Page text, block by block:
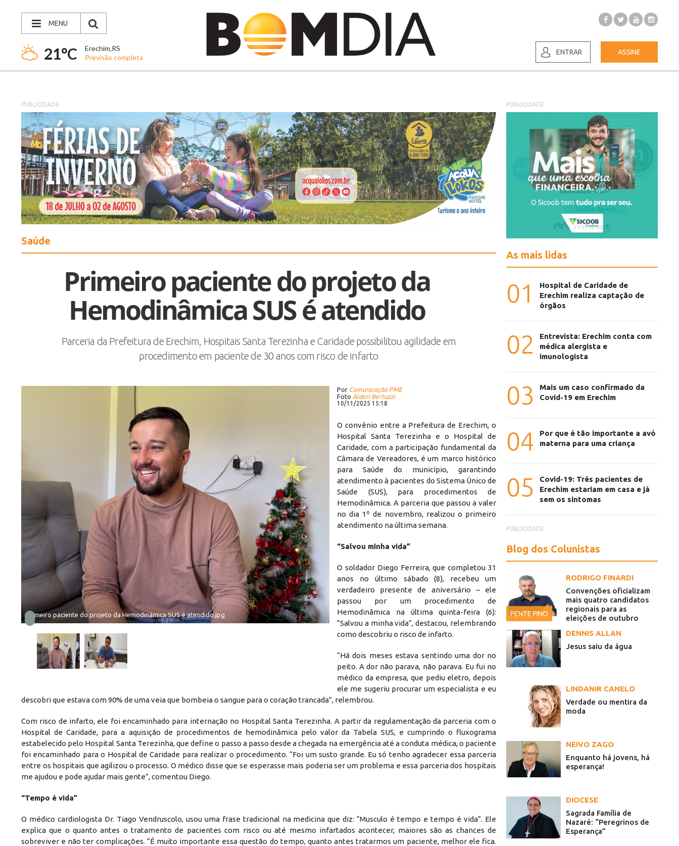
MENU
21°C
Erechim,RS
Previsão completa
ENTRAR ASSINE
PUBLICIDADE
Saúde
Primeiro paciente do projeto da
Hemodinâmica SUS é atendido
Parceria da Prefeitura de Erechim, Hospitais Santa Terezinha e Caridade possibilitou agilidade em
procedimento em paciente de 30 anos com risco de infarto
Primeiro paciente do projeto da Hemodinâmica SUS é atendido.jpg Primeiro paciente do projeto da Hemodinâmica SUS é atendido
Por Comunicação PME
Foto Alderi Bertuzzi
10/11/2025 15:18
O convênio entre a Prefeitura de Erechim, o
Hospital Santa Terezinha e o Hospital de
Caridade, com a participação fundamental da
Câmara de Vereadores, é um marco histórico
para Saúde do município, garantindo
atendimento à pacientes do Sistema Único de
Saúde (SUS), para procedimentos de
Hemodinâmica. A parceria que passou a valer
no dia 1º de novembro, realizou o primeiro
atendimento na última semana.
“Salvou minha vida”
O soldador Diego Ferreira, que completou 31
anos no último sábado (8), recebeu um
verdadeiro presente de aniversário – ele
passou por um procedimento de
Hemodinâmica na última quinta-feira (6):
“Salvou a minha vida”, destacou, relembrando
como descobriu o risco de infarto.
“Há dois meses estava sentindo uma dor no
peito. A dor não parava, não parava. Eu fui no
médico da empresa, que pediu eletro, depois
ele me sugeriu procurar um especialista e eu
descobri que estava com 90% de uma veia que bombeia o sangue para o coração trancada”, relembrou.
Com risco de infarto, ele foi encaminhado para internação no Hospital Santa Terezinha. A partir da regulamentação da parceria com o
Hospital de Caridade, para a aquisição de procedimentos de hemodinâmica pelo valor da Tabela SUS, e cumprindo o fluxograma
estabelecido pelo Hospital Santa Terezinha, que define o passo a passo desde a chegada na emergência até a conduta médica, o paciente
foi encaminhado para o Hospital de Caridade para realizar o procedimento. “Foi um susto grande. Eu só tenho agradecer essa parceria
entre os hospitais que agilizou o processo. O médico disse que se esperasse mais poderia ser um problema e essa parceria dos hospitais
me ajudou e pode ajudar mais gente”, comentou Diego.
“Tempo é vida”
O médico cardiologista Dr. Tiago Vendruscolo, usou uma frase tradicional na medicina que diz: “Musculo é tempo e tempo é vida”. Ele
explica que o quanto antes o tratamento de pacientes com risco ou até mesmo infartados acontecer, maiores são as chances de
sobreviver e não ter complicações. “É muito importante essa questão do tempo, quanto antes tratarmos um paciente, melhor ele fica.
PUBLICIDADE
As mais lidas
01
Hospital de Caridade de
Erechim realiza captação de
órgãos
02
Entrevista: Erechim conta com
médica alergista e
imunologista
03
Mais um caso confirmado da
Covid-19 em Erechim
04
Por que é tão importante a avó
materna para uma criança
05
Covid-19: Três pacientes de
Erechim estariam em casa e já
sem os sintomas
PUBLICIDADE
Blog dos Colunistas
PENTE FINO
RODRIGO FINARDI
Convenções oficializam
mais quatro candidatos
regionais para as
eleições de outubro
DENNIS ALLAN
Jesus saiu da água
LINDANIR CANELO
Verdade ou mentira da
moda
NEIVO ZAGO
Enquanto há jovens, há
esperança!
DIOCESE
Sagrada Família de
Nazaré: “Peregrinos de
Esperança”